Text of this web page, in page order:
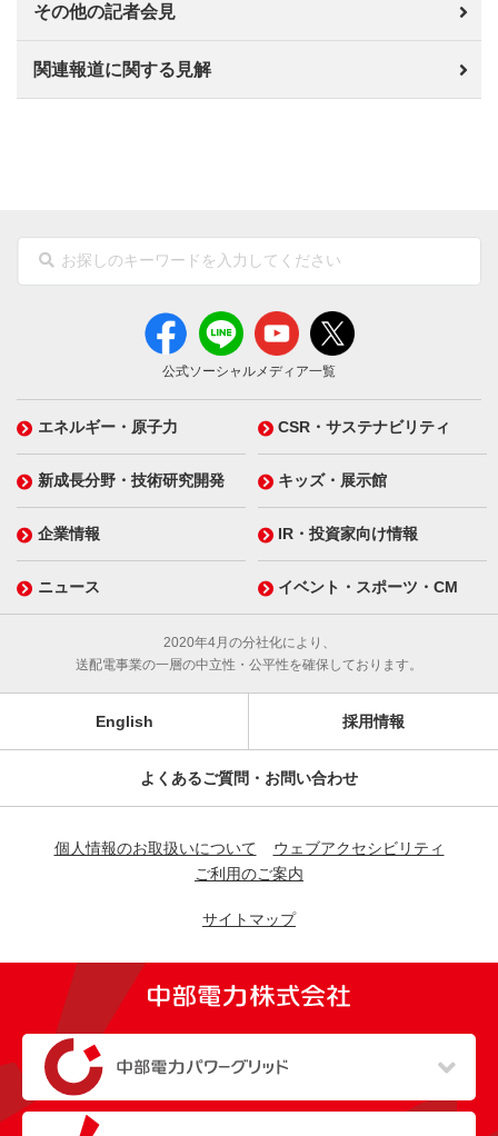
その他の記者会見
関連報道に関する見解
公式ソーシャルメディア一覧
エネルギー・原子力 CSR・サステナビリティ
新成長分野・技術研究開発 キッズ・展示館
企業情報 IR・投資家向け情報
ニュース イベント・スポーツ・CM
2020年4月の分社化により、
送配電事業の一層の中立性・公平性を確保しております。
English 採用情報
よくあるご質問・お問い合わせ
個人情報のお取扱いについて
ウェブアクセシビリティ
ご利用のご案内
サイトマップ
（新しいウィンドウを開きます）